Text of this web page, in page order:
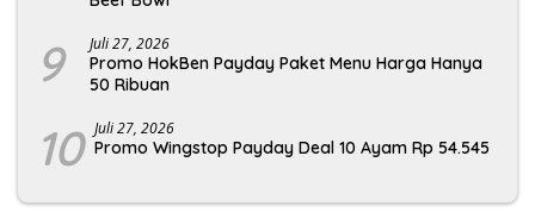
9 Juli 27, 2026
Promo HokBen Payday Paket Menu Harga Hanya
50 Ribuan
10 Juli 27, 2026
Promo Wingstop Payday Deal 10 Ayam Rp 54.545